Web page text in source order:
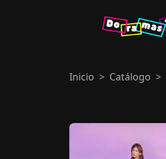
Inicio Catálogo